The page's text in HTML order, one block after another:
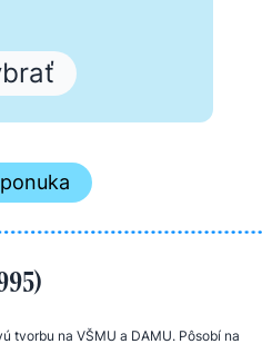
tvorbu na VŠMU a DAMU. Pôsobí na